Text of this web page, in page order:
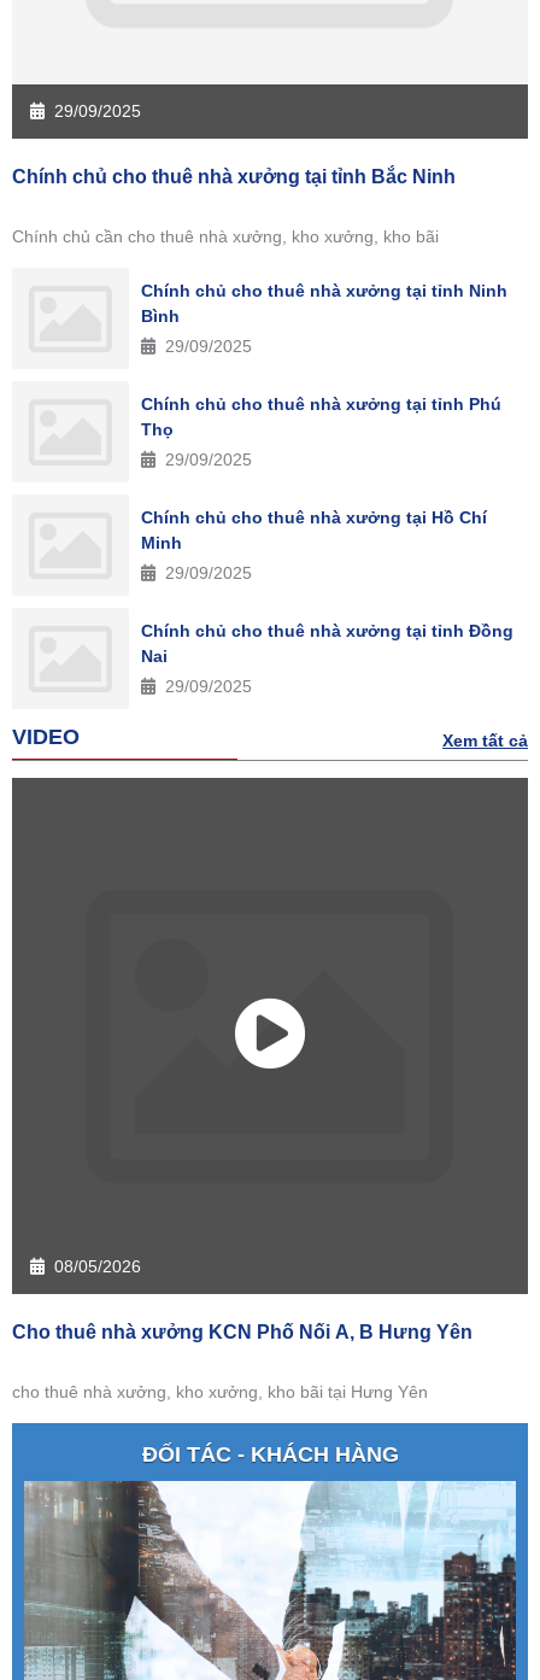
29/09/2025
Chính chủ cho thuê nhà xưởng tại tỉnh Bắc Ninh
Chính chủ cần cho thuê nhà xưởng, kho xưởng, kho bãi
Chính chủ cho thuê nhà xưởng tại tỉnh Ninh
Bình
29/09/2025
Chính chủ cho thuê nhà xưởng tại tỉnh Phú
Thọ
29/09/2025
Chính chủ cho thuê nhà xưởng tại Hồ Chí
Minh
29/09/2025
Chính chủ cho thuê nhà xưởng tại tỉnh Đồng
Nai
29/09/2025
VIDEO Xem tất cả
08/05/2026
Cho thuê nhà xưởng KCN Phố Nối A, B Hưng Yên
cho thuê nhà xưởng, kho xưởng, kho bãi tại Hưng Yên
ĐỐI TÁC - KHÁCH HÀNG